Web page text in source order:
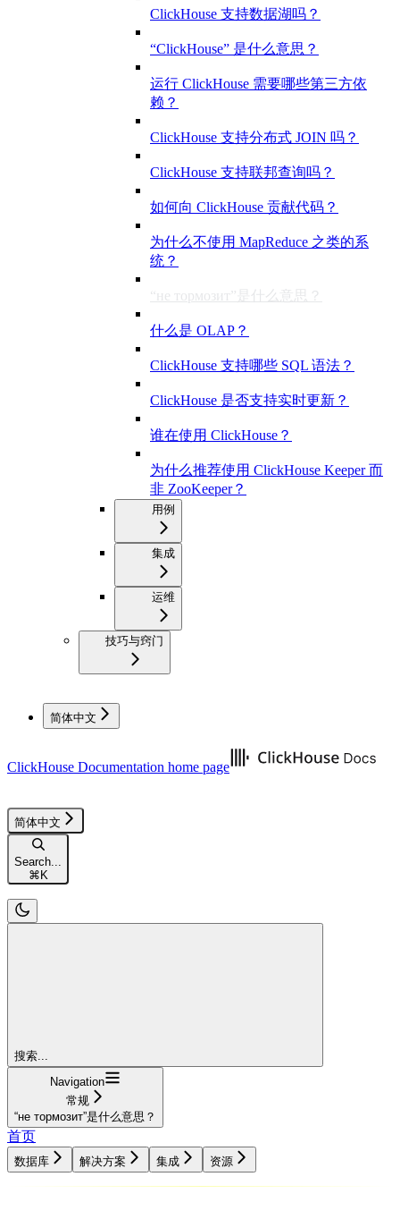
ClickHouse 支持数据湖吗？
“ClickHouse” 是什么意思？
运行 ClickHouse 需要哪些第三方依
赖？
ClickHouse 支持分布式 JOIN 吗？
ClickHouse 支持联邦查询吗？
如何向 ClickHouse 贡献代码？
为什么不使用 MapReduce 之类的系
统？
“не тормозит”是什么意思？
什么是 OLAP？
ClickHouse 支持哪些 SQL 语法？
ClickHouse 是否支持实时更新？
谁在使用 ClickHouse？
为什么推荐使用 ClickHouse Keeper 而
非 ZooKeeper？
用例
集成
运维
技巧与窍门
简体中文
ClickHouse Documentation home page
简体中文
Search...
⌘ K
搜索...
Navigation
常规
“не тормозит”是什么意思？
首页
数据库 解决方案 集成 资源